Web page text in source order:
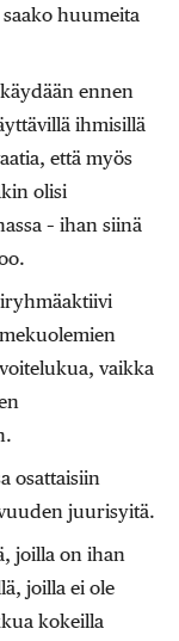
huumeita
ennen
ihmisillä
että myös
olisi
– ihan siinä
vaikka
osattaisiin
juurisyitä.
joilla on ihan
joilla ei ole
kokeilla